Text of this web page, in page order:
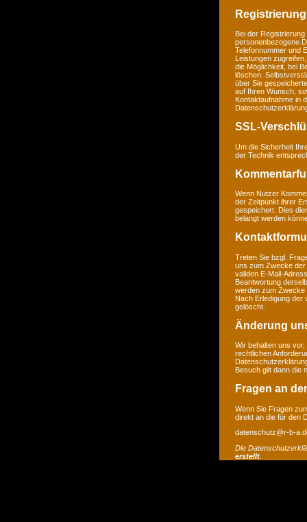
Bei der
personenbezogene
Telefonnummer und
Leistungen
die Möglichkeit, bei
löschen.
über Sie
auf Ihren Wunsch,
Kontaktaufnahme in
SSL-
Um die Sicherheit
der Technik
Wenn Nutzer
der Zeitpunkt ihrer
gespeichert. Dies
belangt werden
Treten Sie bzgl.
uns zum Zwecke der
validen E-Mail-
Beantwortung
werden zum Zwecke
Nach Erledigung der
gelöscht.
Änderung
Wir behalten uns
rechtlichen
Besuch gilt dann die
Fragen an
Wenn Sie Fragen
direkt an die für den
datenschutz@r-b-
Die
erstellt